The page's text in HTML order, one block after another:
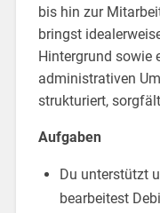
bis hin zur
bringst
Hintergrund sowie
administrativen
strukturiert,
Aufgaben
Du unterstützt
bearbeitest